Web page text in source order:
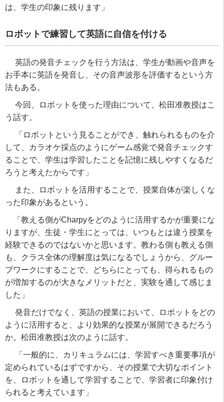
は、学生の印象に残ります」
ロボットで練習して英語に自信を付ける
英語の発音チェックを行う方法は、学生が動画や音声を
お手本に英語を発音し、その音声波形を評価するという方
法もある。
今回、ロボットを使った理由について、松田准教授はこ
う話す。
「ロボットという見ることができ、触れられるものを介
して、カラオケ採点のようにゲーム感覚で発音チェックす
ることで、学生は学習したことを記憶に残しやすくなるだ
ろうと考えたからです」
また、ロボットを活用することで、授業自体が楽しくな
った印象があるという。
「教える側がCharpyをどのように活用するかが重要にな
りますが、生徒・学生にとっては、いつもとは違う授業を
経験できるのではないかと思います。教わる側も教える側
も、クラス全体の理解度は気になるでしょうから、グルー
プワークにすることで、どちらにとっても、得られるもの
が増加するのが大きなメリットだと、実験を通して感じま
した」
発音だけでなく、英語の授業において、ロボットをどの
ように活用すると、より効果的な授業が展開できるだろう
か。松田准教授は次のように話す。
「一般的に、カリキュラムには、学習すべき重要事項が
定められているはずですから、その授業で大切なポイント
を、ロボットを通して学習することで、学習者に印象付け
られると考えています」